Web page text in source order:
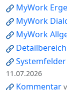
MyWork
MyWork
MyWork
11.07.2026
Kommentar